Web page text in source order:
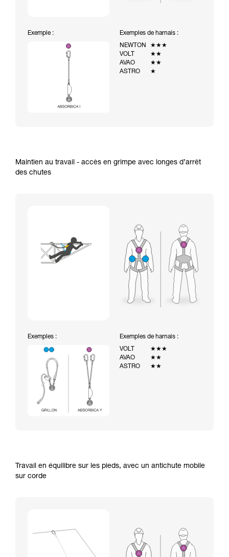
Exemple :
Exemples de harnais :
NEWTON
★★★
VOLT
★★
AVAO
★★
ASTRO
★
Maintien au travail - accès en grimpe avec longes d’arrêt
des chutes
Exemples :
Exemples de harnais :
VOLT
★★★
AVAO
★★
ASTRO
★★
Travail en équilibre sur les pieds, avec un antichute mobile
sur corde